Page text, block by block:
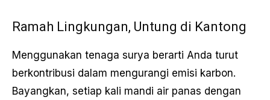
Ramah Lingkungan, Untung di Kantong
Menggunakan tenaga surya berarti Anda turut
berkontribusi dalam mengurangi emisi karbon.
Bayangkan, setiap kali mandi air panas dengan